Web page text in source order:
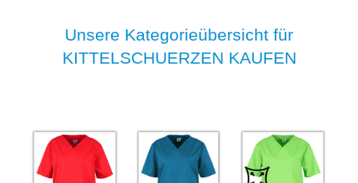
Unsere Kategorieübersicht für
KITTELSCHUERZEN KAUFEN